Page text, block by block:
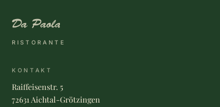
RISTORANTE
KONTAKT
Raiffeisenstr. 5
72631 Aichtal-Grötzingen